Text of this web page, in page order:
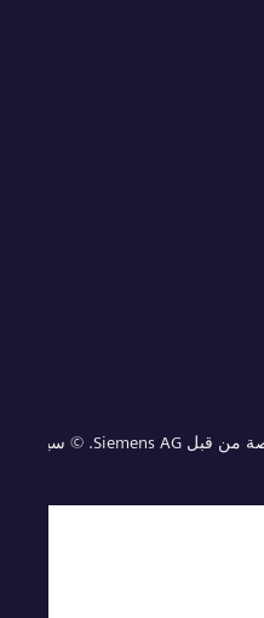
Siemens Energy هي علامة تجارية مرخصة من قبل Siemens AG. © سيمنز